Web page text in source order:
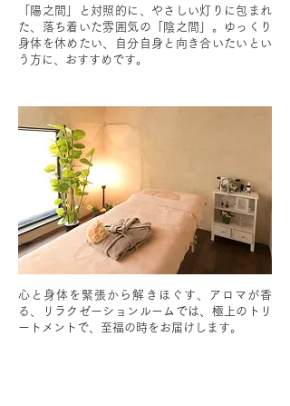
「陽之間」と対照的に、やさしい灯りに包まれ
た、落ち着いた雰囲気の「陰之間」。ゆっくり
身体を休めたい、自分自身と向き合いたいとい
う方に、おすすめです。
心と身体を緊張から解きほぐす、アロマが香
る、リラクゼーションルームでは、極上のトリ
ートメントで、至福の時をお届けします。